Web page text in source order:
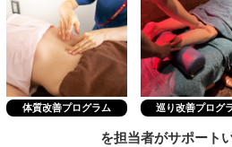
体質改善プログラム 巡り改善プログ
を担当者がサポート